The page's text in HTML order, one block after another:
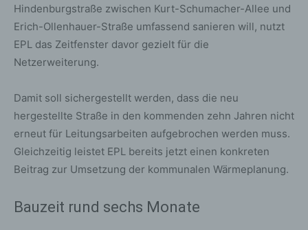
Hindenburgstraße zwischen Kurt-Schumacher-Allee und
Erich-Ollenhauer-Straße umfassend sanieren will, nutzt
EPL das Zeitfenster davor gezielt für die
Netzerweiterung.
Damit soll sichergestellt werden, dass die neu
hergestellte Straße in den kommenden zehn Jahren nicht
erneut für Leitungsarbeiten aufgebrochen werden muss.
Gleichzeitig leistet EPL bereits jetzt einen konkreten
Beitrag zur Umsetzung der kommunalen Wärmeplanung.
Bauzeit rund sechs Monate